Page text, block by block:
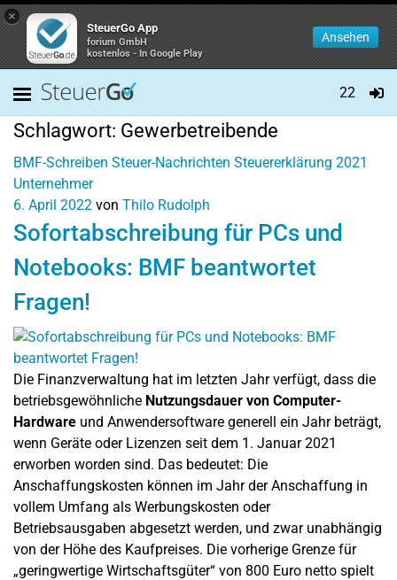
×
SteuerGo App
forium GmbH
kostenlos - In Google Play
Ansehen
22
Schlagwort: Gewerbetreibende
BMF-Schreiben Steuer-Nachrichten Steuererklärung 2021
Unternehmer
6. April 2022 von Thilo Rudolph
Sofortabschreibung für PCs und
Notebooks: BMF beantwortet
Fragen!
Die Finanzverwaltung hat im letzten Jahr verfügt, dass die
betriebsgewöhnliche Nutzungsdauer von Computer-
Hardware und Anwendersoftware generell ein Jahr beträgt,
wenn Geräte oder Lizenzen seit dem 1. Januar 2021
erworben worden sind. Das bedeutet: Die
Anschaffungskosten können im Jahr der Anschaffung in
vollem Umfang als Werbungskosten oder
Betriebsausgaben abgesetzt werden, und zwar unabhängig
von der Höhe des Kaufpreises. Die vorherige Grenze für
„geringwertige Wirtschaftsgüter“ von 800 Euro netto spielt